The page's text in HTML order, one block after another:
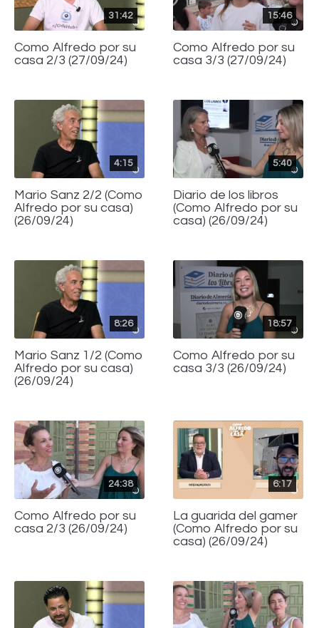
31:42
Como Alfredo por su
casa 2/3 (27/09/24)
15:46
Como Alfredo por su
casa 3/3 (27/09/24)
4:15
Mario Sanz 2/2 (Como
Alfredo por su casa)
(26/09/24)
5:40
Diario de los libros
(Como Alfredo por su
casa) (26/09/24)
8:26
Mario Sanz 1/2 (Como
Alfredo por su casa)
(26/09/24)
18:57
Como Alfredo por su
casa 3/3 (26/09/24)
24:38
Como Alfredo por su
casa 2/3 (26/09/24)
6:17
La guarida del gamer
(Como Alfredo por su
casa) (26/09/24)